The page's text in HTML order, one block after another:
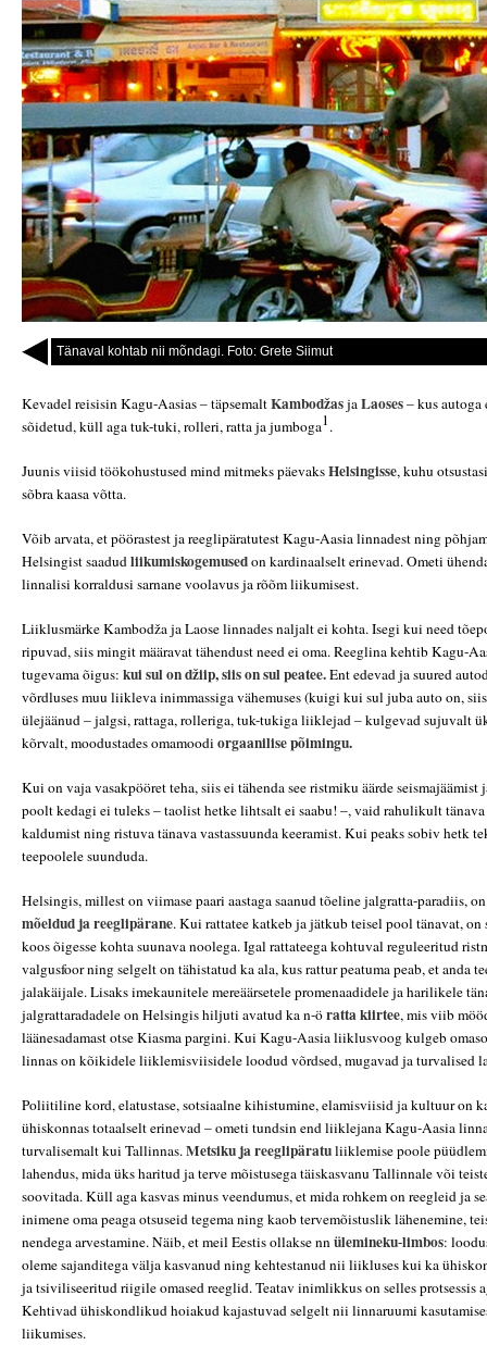
Tänaval kohtab nii mõndagi. Foto: Grete Siimut
Kevadel reisisin Kagu-Aasias – täpsemaltKambodžasjaLaoses– kus
sõidetud, küll agatuk-tuki, rolleri, ratta jajumboga1.
Juunis viisid töökohustused mind mitmeks päevaksHelsingisse, kuhu
sõbra kaasa võtta.
Võib arvata, et pöörastest ja reeglipäratutest Kagu-Aasia linnadest ning
Helsingist saadudliikumiskogemusedon kardinaalselt erinevad. Ometi
linnalisi korraldusi sarnane voolavus ja rõõm liikumisest.
Liiklusmärke Kambodža ja Laose linnades naljalt ei kohta. Isegi kui need
ripuvad, siis mingit määravat tähendust need ei oma. Reeglina kehtib Kagu-
tugevama õigus: kui sul on džiip, siis on sul peatee.Ent edevad ja suured
võrdluses muu liikleva inimmassiga vähemuses (kuigi kui sul juba auto on,
ülejäänud – jalgsi, rattaga, rolleriga,tuk-tukigaliiklejad – kulgevad sujuvalt
kõrvalt, moodustades omamoodi orgaanilise põimingu.
Kui on vaja vasakpööret teha, siis ei tähenda see ristmiku äärde
poolt kedagi ei tuleks – taolist hetke lihtsalt ei saabu! –, vaid rahulikult tänava
kaldumist ning ristuva tänava vastassuunda keeramist. Kui peaks sobiv hetk
teepoolele suunduda.
Helsingis, millest on viimase paari aastaga saanud tõeline jalgratta-paradiis,
mõeldud ja reeglipärane. Kui rattatee katkeb ja jätkub teisel pool tänavat, on
koos õigesse kohta suunava noolega. Igal rattateega kohtuval reguleeritud
valgusfoor ning selgelt on tähistatud ka ala, kus rattur peatuma peab, et anda
jalakäijale. Lisaks imekaunitele mereäärsetele promenaadidele ja harilikele
jalgrattaradadele on Helsingis hiljuti avatud ka n-örattakiirtee, mis viib
läänesadamast otse Kiasma pargini. Kui Kagu-Aasia liiklusvoog kulgeb
linnas on kõikidele liiklemisviisidele loodud võrdsed, mugavad ja turvalised
Poliitiline kord, elatustase, sotsiaalne kihistumine, elamisviisid ja kultuur on
ühiskonnas totaalselt erinevad – ometi tundsin end liiklejana Kagu-Aasia
turvalisemalt kui Tallinnas.Metsiku ja reeglipäratuliiklemise poole
lahendus, mida üks haritud ja terve mõistusega täiskasvanu Tallinnale või
soovitada. Küll aga kasvas minus veendumus, et mida rohkem on reegleid ja
inimene oma peaga otsuseid tegema ning kaob tervemõistuslik lähenemine,
nendega arvestamine. Näib, et meil Eestis ollakse nnülemineku-limbos:
oleme sajanditega välja kasvanud ning kehtestanud nii liikluses kui ka
ja tsiviliseeritud riigile omased reeglid. Teatav inimlikkus on selles protsessis
Kehtivad ühiskondlikud hoiakud kajastuvad selgelt nii linnaruumi
liikumises.